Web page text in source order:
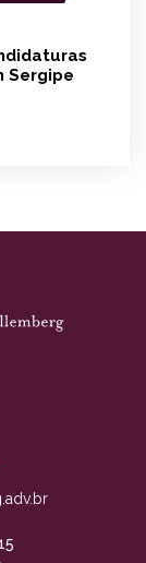
Sergipe